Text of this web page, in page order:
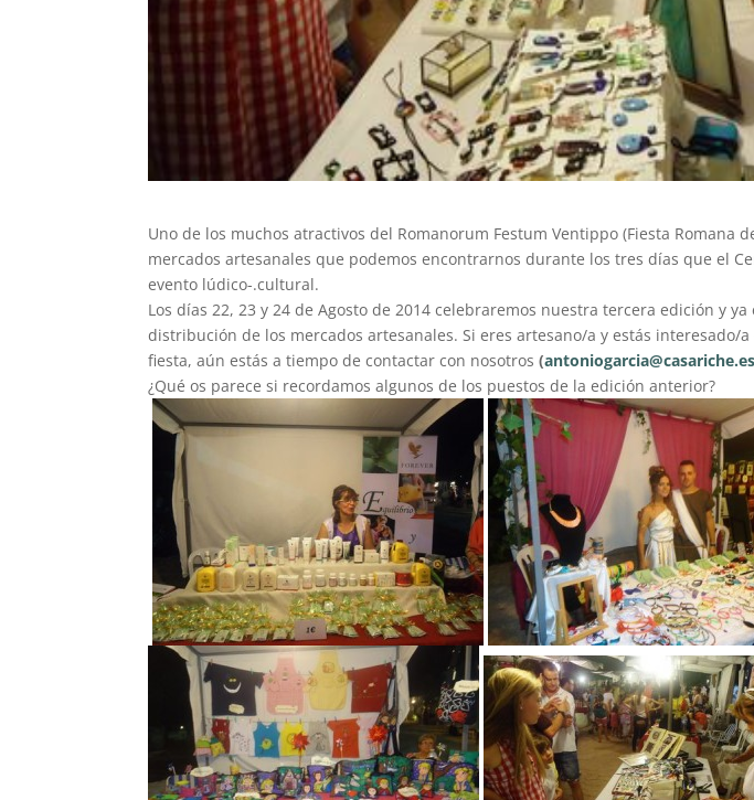
Uno de los muchos atractivos del Romanorum Festum Ventippo (Fiesta Romana
mercados artesanales que podemos encontrarnos durante los tres días que el
evento lúdico-.cultural.
Los días 22, 23 y 24 de Agosto de 2014 celebraremos nuestra tercera edición y
distribución de los mercados artesanales. Si eres artesano/a y estás interesado/
fiesta, aún estás a tiempo de contactar con nosotros(antoniogarcia@casariche.es
¿Qué os parece si recordamos algunos de los puestos de la edición anterior?